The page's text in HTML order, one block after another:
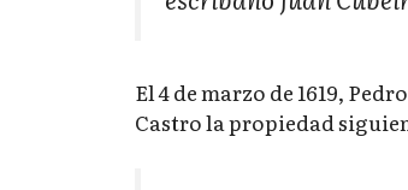
El 4 de marzo de 1619,
Castro la propiedad